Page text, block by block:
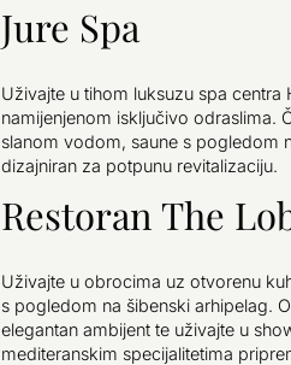
Jure Spa
Uživajte u tihom luksuzu spa centra
namijenjenom isključivo odraslima.
slanom vodom, saune s pogledom
dizajniran za potpunu revitalizaciju.
Restoran The
Uživajte u obrocima uz otvorenu
s pogledom na šibenski arhipelag.
elegantan ambijent te uživajte u
mediteranskim specijalitetima